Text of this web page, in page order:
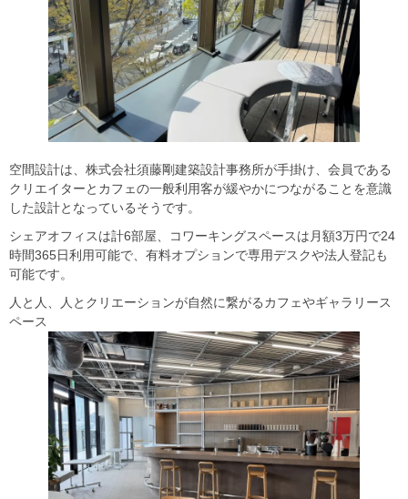
空間設計は、株式会社須藤剛建築設計事務所が手掛け、会員である
クリエイターとカフェの一般利用客が緩やかにつながることを意識
した設計となっているそうです。
シェアオフィスは計6部屋、コワーキングスペースは月額3万円で24
時間365日利用可能で、有料オプションで専用デスクや法人登記も
可能です。
人と人、人とクリエーションが自然に繋がるカフェやギャラリース
ペース